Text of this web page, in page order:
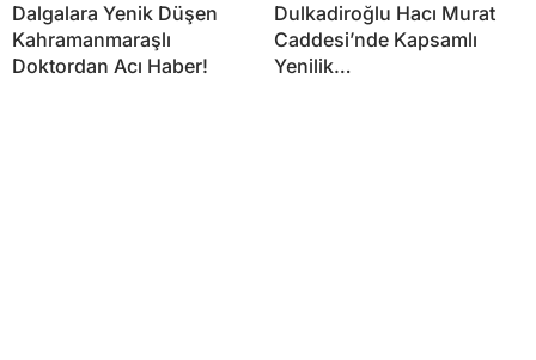
Dalgalara Yenik Düşen
Kahramanmaraşlı
Doktordan Acı Haber!
Dulkadiroğlu Hacı Murat
Caddesi’nde Kapsamlı
Yenilik…